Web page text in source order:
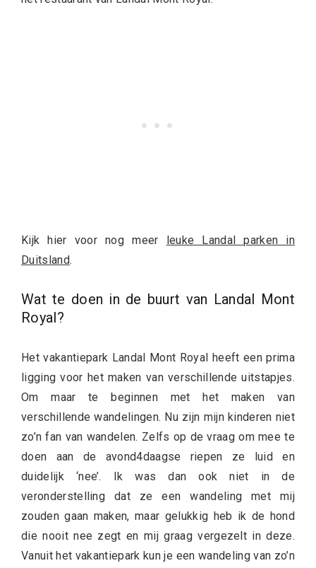
Kijk hier voor nog meer leuke Landal parken in
Duitsland.
Wat te doen in de buurt van Landal Mont
Royal?
Het vakantiepark Landal Mont Royal heeft een prima
ligging voor het maken van verschillende uitstapjes.
Om maar te beginnen met het maken van
verschillende wandelingen. Nu zijn mijn kinderen niet
zo’n fan van wandelen. Zelfs op de vraag om mee te
doen aan de avond4daagse riepen ze luid en
duidelijk ‘nee’. Ik was dan ook niet in de
veronderstelling dat ze een wandeling met mij
zouden gaan maken, maar gelukkig heb ik de hond
die nooit nee zegt en mij graag vergezelt in deze.
Vanuit het vakantiepark kun je een wandeling van zo’n